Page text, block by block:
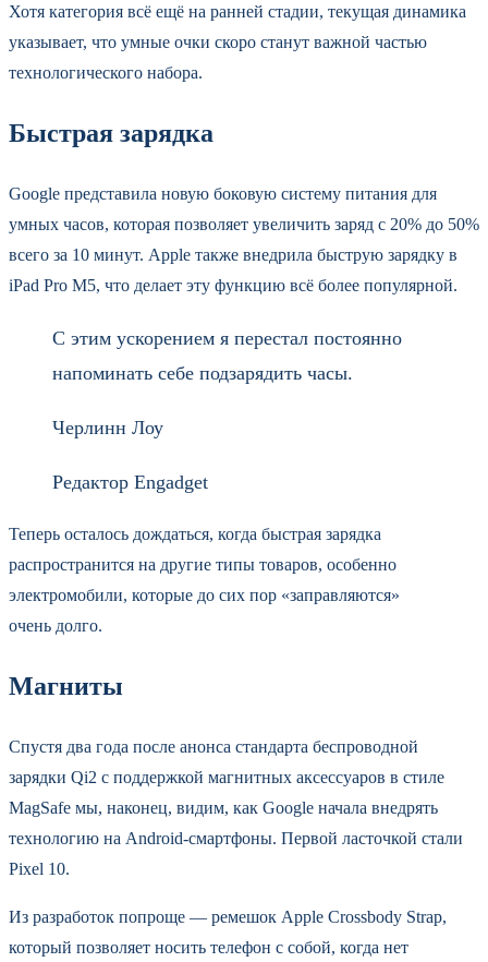
Хотя категория всё ещё на ранней стадии, текущая динамика
указывает, что умные очки скоро станут важной частью
технологического набора.
Быстрая зарядка
Google представила новую боковую систему питания для
умных часов, которая позволяет увеличить заряд с 20% до 50%
всего за 10 минут. Apple также внедрила быструю зарядку в
iPad Pro M5, что делает эту функцию всё более популярной.
С этим ускорением я перестал постоянно
напоминать себе подзарядить часы.
Черлинн Лоу
Редактор Engadget
Теперь осталось дождаться, когда быстрая зарядка
распространится на другие типы товаров, особенно
электромобили, которые до сих пор «заправляются»
очень долго.
Магниты
Спустя два года после анонса стандарта беспроводной
зарядки Qi2 с поддержкой магнитных аксессуаров в стиле
MagSafe мы, наконец, видим, как Google начала внедрять
технологию на Android-смартфоны. Первой ласточкой стали
Pixel 10.
Из разработок попроще — ремешок Apple Crossbody Strap,
который позволяет носить телефон с собой, когда нет